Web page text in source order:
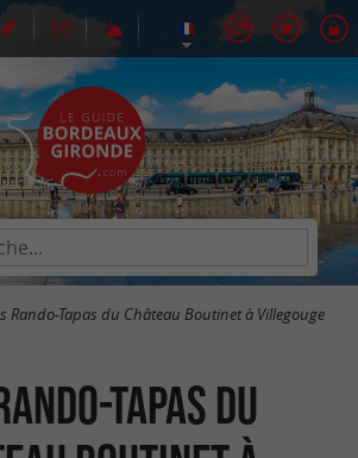
Rando-Tapas du Château Boutinet à Villegouge
Tapas du